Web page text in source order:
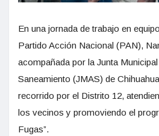
En una jornada de trabajo en
Partido Acción Nacional (PAN),
acompañada por la Junta
Saneamiento (JMAS) de
recorrido por el Distrito 12,
los vecinos y promoviendo el
Fugas”.